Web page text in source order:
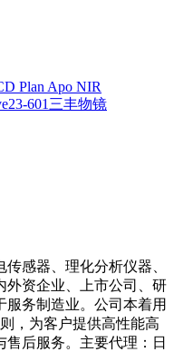
感器、理化分析仪器、
外资企业、上市公司、研
务制造业。公司本着用
，为客户提供高性能高
后服务。主要代理：日